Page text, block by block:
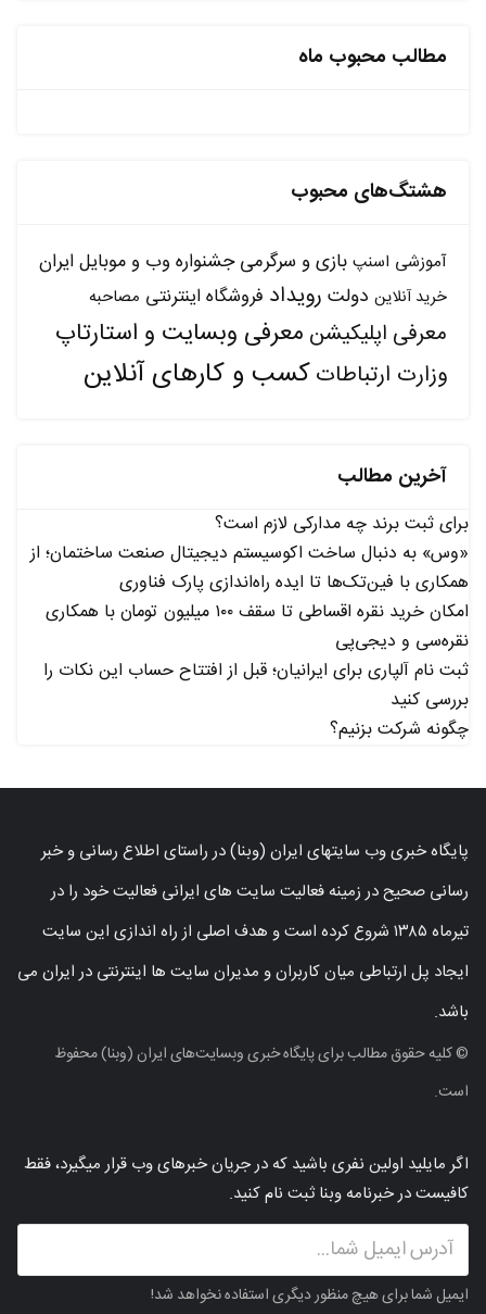
مطالب محبوب ماه
هشتگ‌های محبوب
آموزشی اسنپ بازی و سرگرمی جشنواره وب و موبایل ایران
خرید آنلاین دولت رویداد فروشگاه اینترنتی مصاحبه
معرفی اپلیکیشن معرفی وبسایت و استارتاپ
وزارت ارتباطاتکسب و کارهای آنلاین
آخرین مطالب
برای ثبت برند چه مدارکی لازم است؟
«وس» به دنبال ساخت اکوسیستم دیجیتال صنعت ساختمان؛ از
همکاری با فین‌تک‌ها تا ایده راه‌اندازی پارک فناوری
امکان خرید نقره اقساطی تا سقف ۱۰۰ میلیون تومان با همکاری
نقره‌سی و دیجی‌پی
ثبت نام آلپاری برای ایرانیان؛ قبل از افتتاح حساب این نکات را
بررسی کنید
چگونه شرکت بزنیم؟
پایگاه خبری وب سایتهای ایران (وبنا) در راستای اطلاع رسانی و خبر
رسانی صحیح در زمینه فعالیت سایت های ایرانی فعالیت خود را در
تیرماه ۱۳۸۵ شروع کرده است و هدف اصلی از راه اندازی این سایت
ایجاد پل ارتباطی میان کاربران و مدیران سایت ها اینترنتی در ایران می
باشد.
© کلیه حقوق مطالب برای پایگاه خبری وبسایت‌های ایران (وبنا) محفوظ
است.
اگر مایلید اولین نفری باشید که در جریان خبرهای وب قرار میگیرد، فقط
کافیست در خبرنامه وبنا ثبت نام کنید.
ایمیل شما برای هیچ منظور دیگری استفاده نخواهد شد!